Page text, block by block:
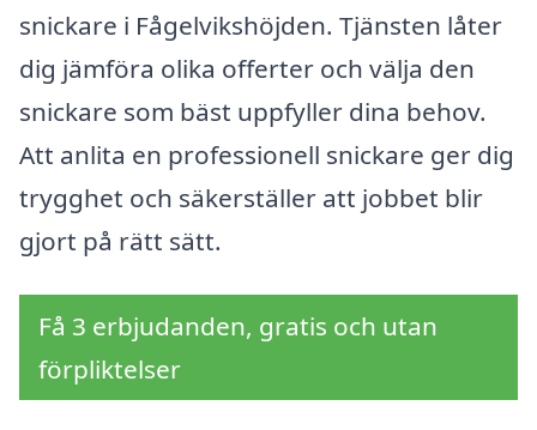
snickare i Fågelvikshöjden. Tjänsten låter
dig jämföra olika offerter och välja den
snickare som bäst uppfyller dina behov.
Att anlita en professionell snickare ger dig
trygghet och säkerställer att jobbet blir
gjort på rätt sätt.
Få 3 erbjudanden, gratis och utan
förpliktelser